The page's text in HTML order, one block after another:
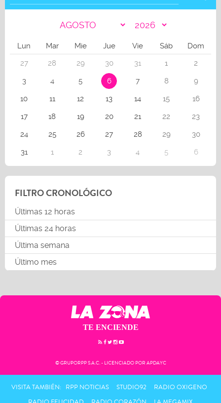
Lun Mar Mie Jue Vie Sáb
Dom
27
28 29 30 31 1
2
3
4 5 6 7 8
9
10
11 12 13 14 15
16
17
18 19 20 21 22
23
24
25 26 27 28 29
30
31
1 2 3 4 5 6
FILTRO CRONOLÓGICO
Últimas 12 horas
Últimas 24 horas
Última semana
Último mes
TE ENCIENDE
© GRUPORPP S.A.C. - LICENCIADO POR APDAYC
VISITA TAMBIÉN: RPP NOTICIAS STUDIO92
RADIO OXIGENO